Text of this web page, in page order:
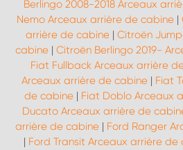
Berlingo 2008-2018 Arceaux
Nemo Arceaux arrière de cabine|
arrière de cabine | Citroën
cabine| Citroën Berlingo 2019-
Fiat Fullback Arceaux arrière
Arceaux arrière de cabine| Fiat
de cabine| Fiat Doblo Arceaux
Ducato Arceaux arrière de
arrière de cabine| Ford Ranger
| Ford Transit Arceaux arrière de